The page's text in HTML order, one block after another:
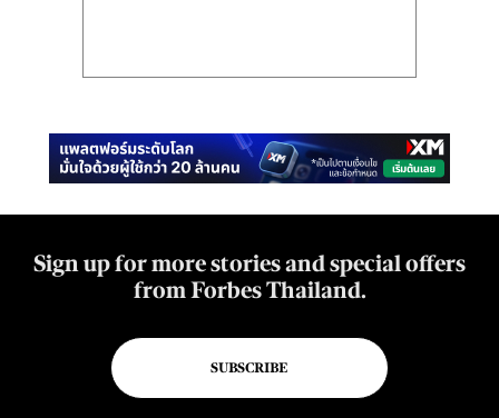
Sign up for more stories and special offers
from Forbes Thailand.
SUBSCRIBE